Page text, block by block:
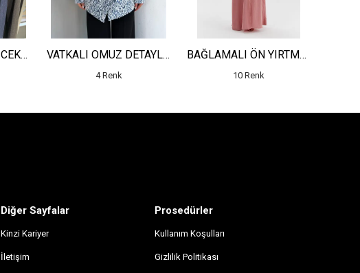
KRUVAZE VATKALI CEKET - YÜKSEK BEL ÇİZGİLİ PANTOLON VATKALI OMUZ DETAYLI JAKARLI UZUN CEKET
4 Renk
BAĞLAMALI ÖN YIRTMAÇ DETAYLI DESENLİ ELBİSE
10 Renk
Diğer Sayfalar
Kinzi Kariyer
İletişim
Prosedürler
Kullanım Koşulları
Gizlilik Politikası